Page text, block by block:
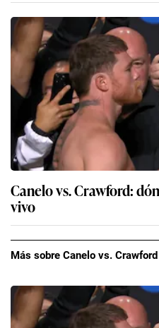
Canelo vs. Crawford:
vivo
Más sobre Canelo vs. Crawford